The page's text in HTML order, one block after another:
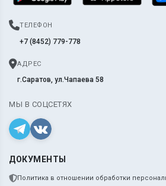
ТЕЛЕФОН
+7 (8452) 779-778
АДРЕС
г.Саратов, ул.Чапаева 58
МЫ В СОЦСЕТЯХ
ДОКУМЕНТЫ
Политика в отношении обработки